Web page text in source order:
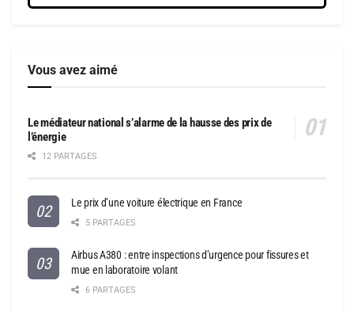
Vous avez aimé
Le médiateur national s’alarme de la hausse des prix de
l’énergie
12 PARTAGES
Le prix d’une voiture électrique en France
5 PARTAGES
Airbus A380 : entre inspections d’urgence pour fissures et
mue en laboratoire volant
6 PARTAGES